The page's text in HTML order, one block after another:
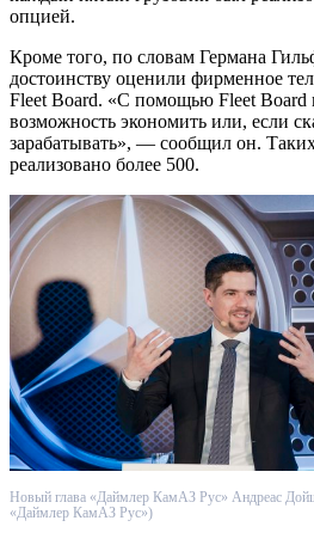
опцией.
Кроме того, по словам Германа
достоинству оценили фирменное
Fleet Board. «С помощью Fleet Board
возможность экономить или, если
зарабатывать», — сообщил он.
реализовано более 500.
Новый глава «Даймлер КамАЗ Рус» Андреас
«Даймлер КамАЗ Рус»)